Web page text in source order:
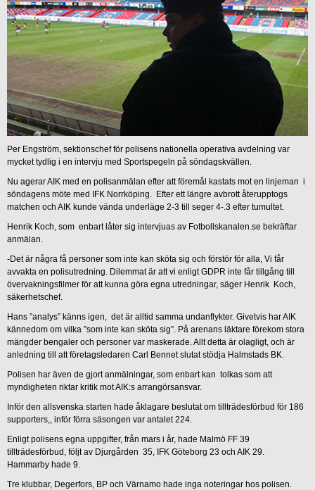
Per Engström, sektionschef för polisens nationella operativa avdelning var
mycket tydlig i en intervju med Sportspegeln på söndagskvällen.
Nu agerar AIK med en polisanmälan efter att föremål kastats mot en linjeman i
söndagens möte med IFK Norrköping. Efter ett längre avbrott återupptogs
matchen och AIK kunde vända underläge 2-3 till seger 4-.3 efter tumultet.
Henrik Koch, som enbart låter sig intervjuas av Fotbollskanalen.se bekräftar
anmälan.
-Det är några få personer som inte kan sköta sig och förstör för alla, Vi får
avvakta en polisutredning. Dilemmat är att vi enligt GDPR inte får tillgång till
övervakningsfilmer för att kunna göra egna utredningar, säger Henrik Koch,
säkerhetschef.
Hans ”analys” känns igen, det är alltid samma undanflykter. Givetvis har AIK
kännedom om vilka ”som inte kan sköta sig”. På arenans läktare förekom stora
mängder bengaler och personer var maskerade. Allt detta är olagligt, och är
anledning till att företagsledaren Carl Bennet slutat stödja Halmstads BK.
Polisen har även de gjort anmälningar, som enbart kan tolkas som att
myndigheten riktar kritik mot AIK:s arrangörsansvar.
Inför den allsvenska starten hade åklagare beslutat om tillträdesförbud för 186
supporters,, inför förra säsongen var antalet 224.
Enligt polisens egna uppgifter, från mars i år, hade Malmö FF 39
tillträdesförbud, följt av Djurgården 35, IFK Göteborg 23 och AIK 29.
Hammarby hade 9.
Tre klubbar, Degerfors, BP och Värnamo hade inga noteringar hos polisen.